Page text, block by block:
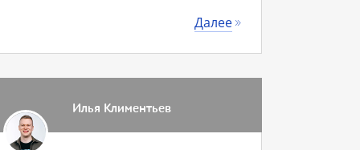
Далее
Илья Климентьев